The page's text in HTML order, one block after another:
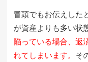
冒頭でもお伝えした
が資産よりも多い状
陥っている場合、返
れてしまいます。 そ